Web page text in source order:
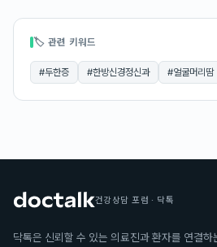
🏷 관련 키워드
#두한증 #한방신경정신과 #얼굴머리땀
건강상담 포럼 · 닥톡
닥톡은 신뢰할 수 있는 의료진과 환자를 연결하